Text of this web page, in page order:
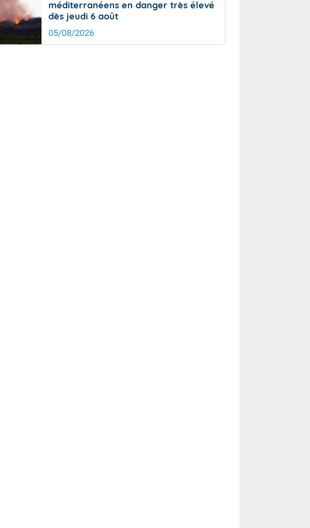
méditerranéens en danger très élevé
dès jeudi 6 août
05/08/2026